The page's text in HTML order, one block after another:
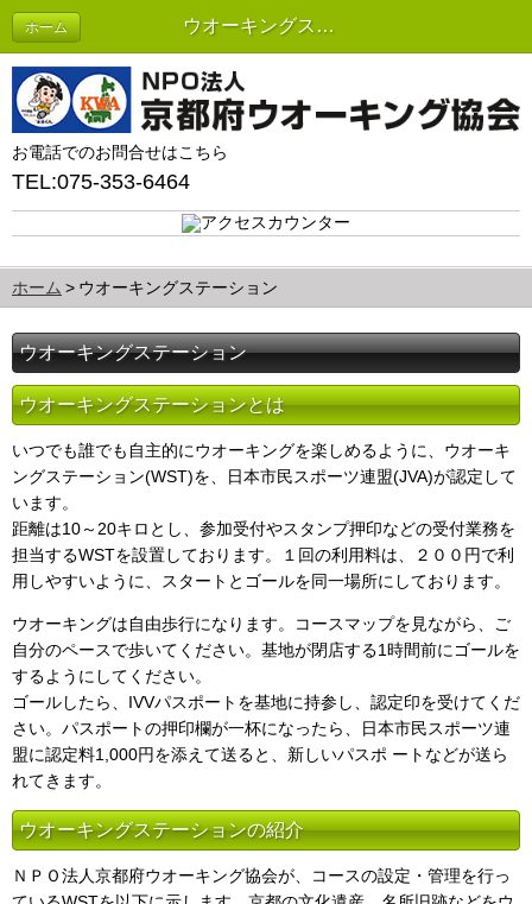
ウオーキングステーション
ホーム
お電話でのお問合せはこちら
TEL:075-353-6464
ホーム ウオーキングステーション
ウオーキングステーション
ウオーキングステーションとは
いつでも誰でも自主的にウオーキングを楽しめるように、ウオーキ
ングステーション(WST)を、日本市民スポーツ連盟(JVA)が認定して
います。
距離は10～20キロとし、参加受付やスタンプ押印などの受付業務を
担当するWSTを設置しております。１回の利用料は、２００円で利
用しやすいように、スタートとゴールを同一場所にしております。
ウオーキングは自由歩行になります。コースマップを見ながら、ご
自分のペースで歩いてください。基地が閉店する1時間前にゴールを
するようにしてください。
ゴールしたら、IVVパスポートを基地に持参し、認定印を受けてくだ
さい。パスポートの押印欄が一杯になったら、日本市民スポーツ連
盟に認定料1,000円を添えて送ると、新しいパスポ ートなどが送ら
れてきます。
ウオーキングステーションの紹介
ＮＰＯ法人京都府ウオーキング協会が、コースの設定・管理を行っ